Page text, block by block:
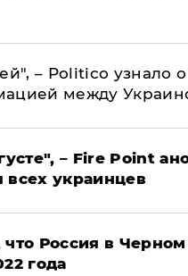
– Politico узнало
между
– Fire Point
украинцев
Россия в
года